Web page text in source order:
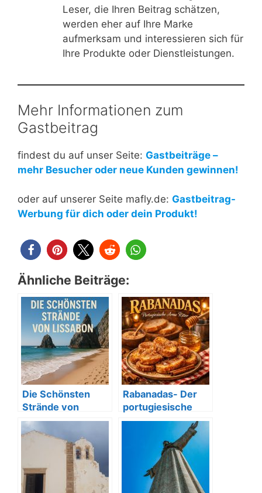
Leser, die Ihren Beitrag schätzen,
werden eher auf Ihre Marke
aufmerksam und interessieren sich für
Ihre Produkte oder Dienstleistungen.
Mehr Informationen zum
Gastbeitrag
findest du auf unser Seite: Gastbeiträge –
mehr Besucher oder neue Kunden gewinnen!
oder auf unserer Seite mafly.de: Gastbeitrag-
Werbung für dich oder dein Produkt!
Ähnliche Beiträge:
Die Schönsten
Strände von
Lissabon
Rabanadas- Der
portugiesische
Arme Ritter